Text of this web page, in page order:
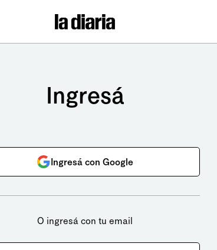
Ingresá
Ingresá con Google
O ingresá con tu email